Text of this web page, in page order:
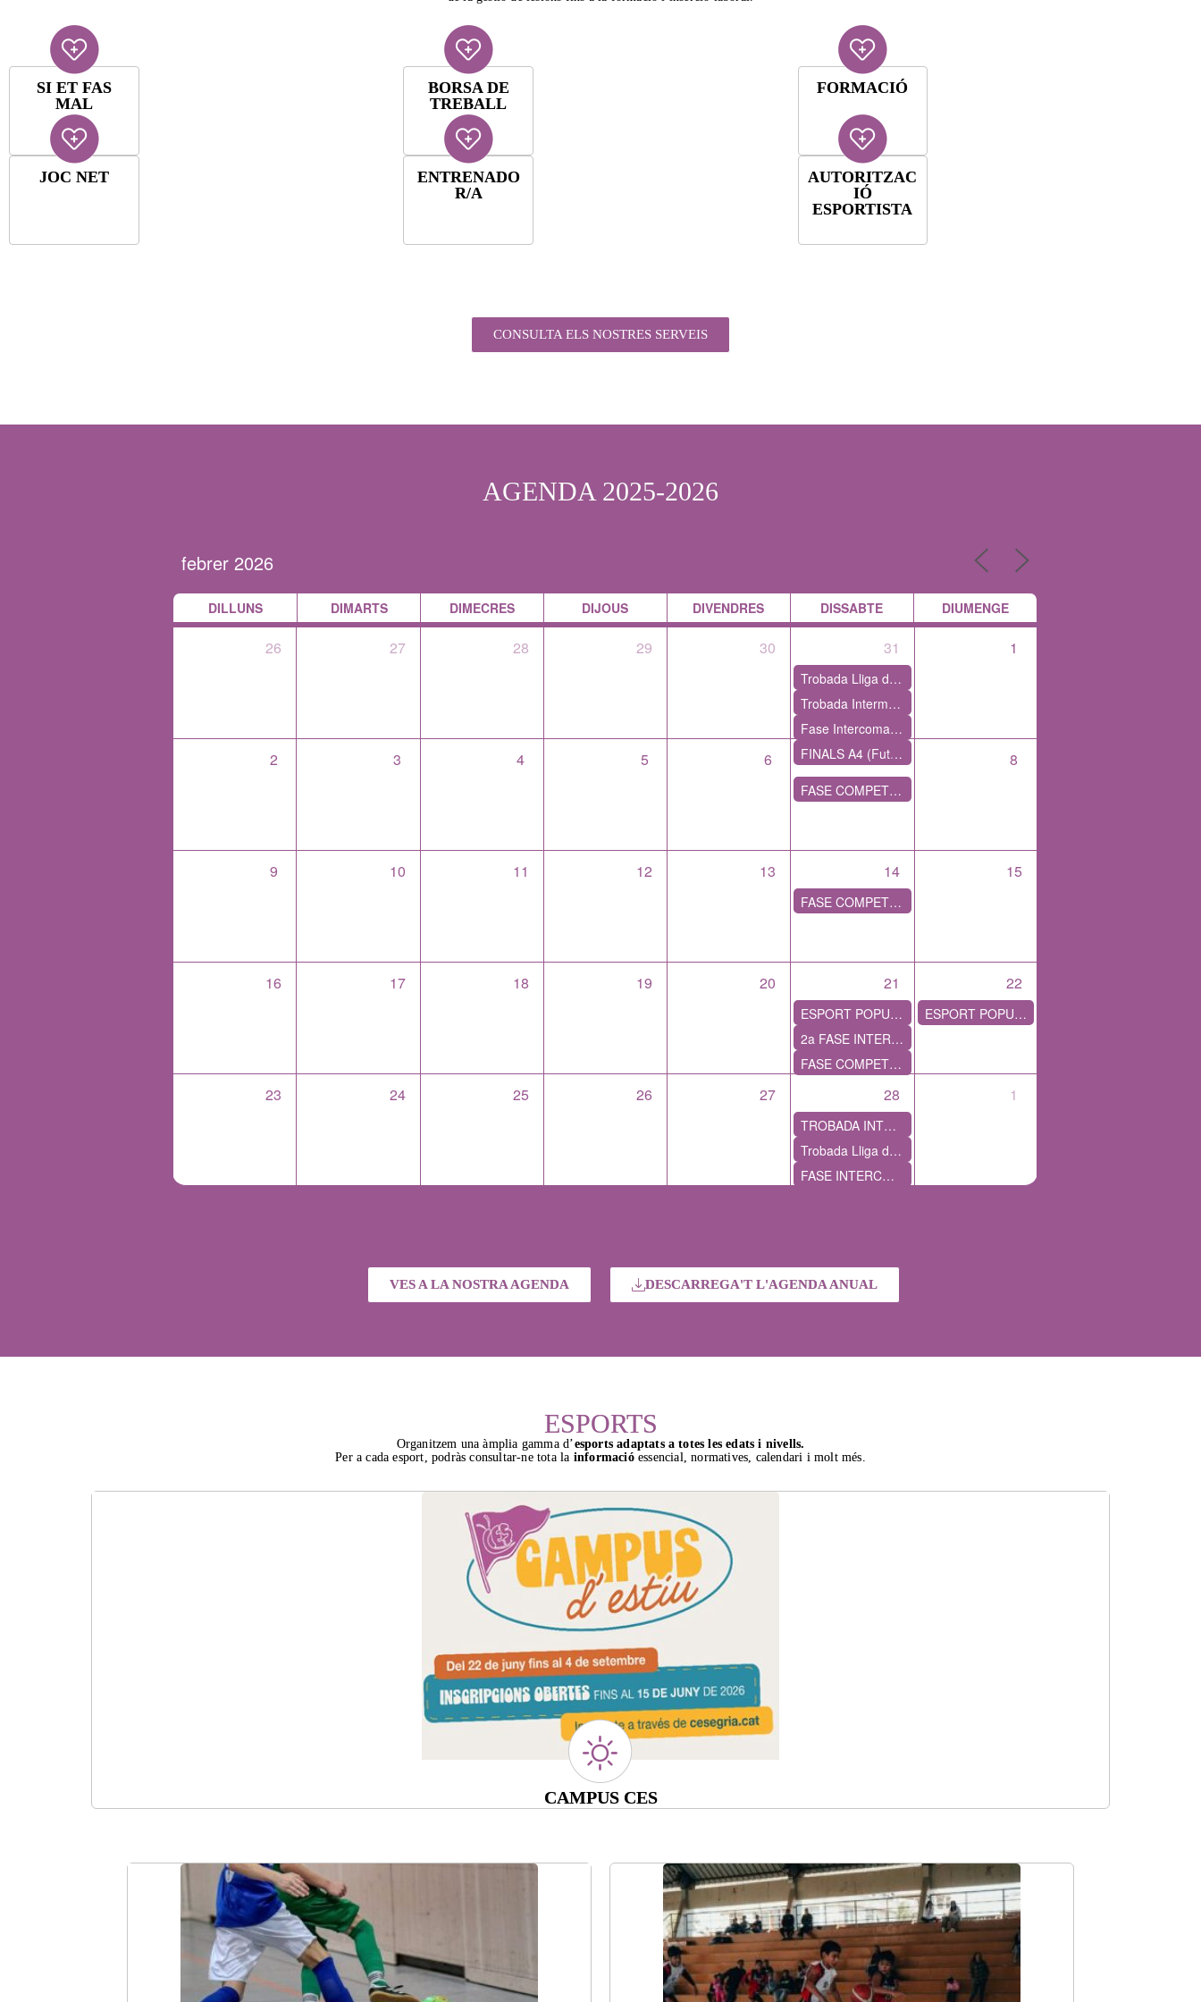
SI ET FAS
MAL
BORSA DE
TREBALL
FORMACIÓ
JOC NET
ENTRENADO
R/A
AUTORITZAC
IÓ
ESPORTISTA
CONSULTA ELS NOSTRES SERVEIS
AGENDA 2025-2026
DILLUNS DIMARTS DIMECRES DIJOUS DIVENDRES DISSABTE DIUMENGE
26 27 28 29 30 31
Trobada Lliga de Datchbol
Trobada Intermunicipal d'escacs a Almenar
Fase Intercomarcal dels Jocs Esportius Escolars de Catalunya de Bàdminton
FINALS A4 (Futbol Sala) PBJ- BJ- ALV
1
2 3 4 5 6 7
FASE COMPETITIVA – ESPORTS COL•LECTIUS
8
9 10 11 12 13 14
FASE COMPETITIVA – ESPORTS COL•LECTIUS
15
16 17 18 19 20 21
ESPORT POPULAR - HANDBOL
2a FASE INTERCOMARCAL DELS JEEC DE GIMNÀSTICA ARTÍSTICA
FASE COMPETITIVA – ESPORTS COL•LECTIUS
22
ESPORT POPULAR - VÒLEI
23 24 25 26 27 28
TROBADA INTERMUNICIPAL D'ESCACS A ALBATÀRREC
Trobada Lliga de Datchbol
FASE INTERCOMARCAL DELS JEEC DE BÀDMINTON
1
VES A LA NOSTRA AGENDA DESCARREGA'T L'AGENDA ANUAL
ESPORTS
Organitzem una àmplia gamma d’esports adaptats a totes les edats i nivells.
Per a cada esport, podràs consultar-ne tota la informacióessencial, normatives, calendari i molt més.
CAMPUS CES